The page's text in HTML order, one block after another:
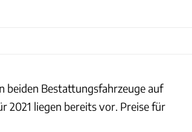
beiden Bestattungsfahrzeuge auf
2021 liegen bereits vor. Preise für